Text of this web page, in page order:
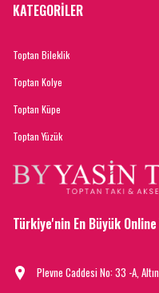
KATEGORİLER
Toptan Bileklik
Toptan Kolye
Toptan Küpe
Toptan Yüzük
Türkiye'nin En Büyük
Plevne Caddesi No: 33 -A,